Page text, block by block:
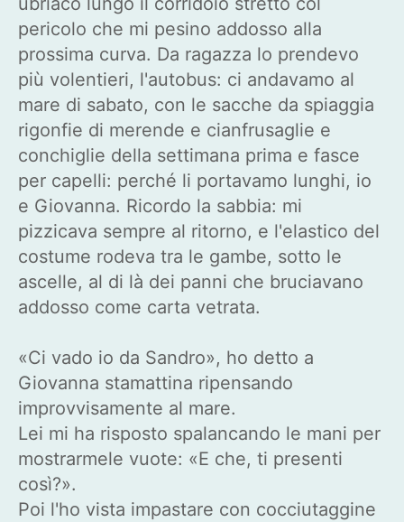
pericolo che mi pesino addosso alla
prossima curva. Da ragazza lo prendevo
più volentieri, l'autobus: ci andavamo al
mare di sabato, con le sacche da spiaggia
rigonfie di merende e cianfrusaglie e
conchiglie della settimana prima e fasce
per capelli: perché li portavamo lunghi, io
e Giovanna. Ricordo la sabbia: mi
pizzicava sempre al ritorno, e l'elastico del
costume rodeva tra le gambe, sotto le
ascelle, al di là dei panni che bruciavano
addosso come carta vetrata.
«Ci vado io da Sandro», ho detto a
Giovanna stamattina ripensando
improvvisamente al mare.
Lei mi ha risposto spalancando le mani per
mostrarmele vuote: «E che, ti presenti
così?».
Poi l'ho vista impastare con cocciutaggine